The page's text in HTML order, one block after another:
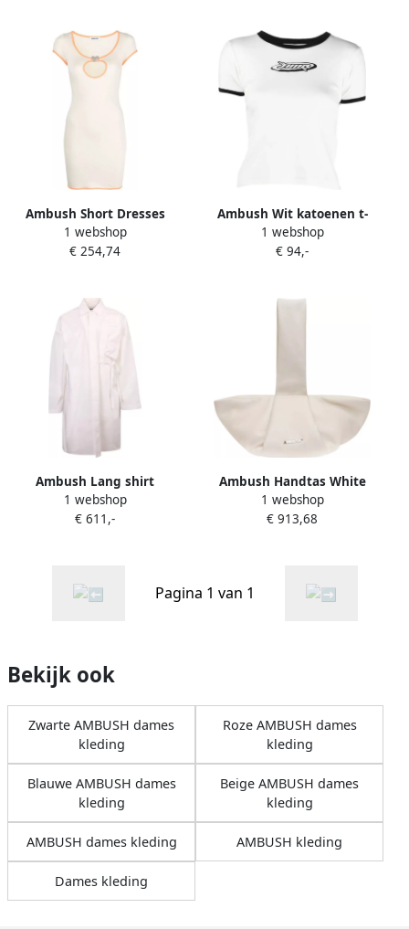
Ambush Short Dresses
White Dames
1 webshop
€ 254,74
Ambush Wit katoenen t-
shirt White Dames
1 webshop
€ 94,-
Ambush Lang shirt
oversized White Dames
1 webshop
€ 611,-
Ambush Handtas White
Dames
1 webshop
€ 913,68
Pagina 1 van 1
Bekijk ook
Zwarte AMBUSH dames
kleding
Roze AMBUSH dames
kleding
Blauwe AMBUSH dames
kleding
Beige AMBUSH dames
kleding
AMBUSH dames kleding AMBUSH kleding
Dames kleding